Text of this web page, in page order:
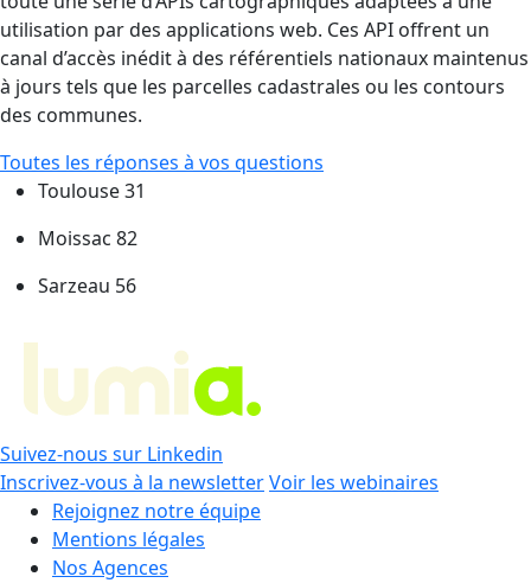
utilisation par des applications web. Ces API offrent un
canal d’accès inédit à des référentiels nationaux maintenus
à jours tels que les parcelles cadastrales ou les contours
des communes.
Toutes les réponses à vos questions
Toulouse 31
Moissac 82
Sarzeau 56
Suivez-nous sur Linkedin
Inscrivez-vous à la newsletterVoir les webinaires
Rejoignez notre équipe
Mentions légales
Nos Agences